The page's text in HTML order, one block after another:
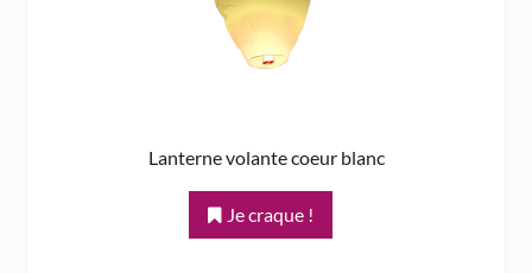
Lanterne volante coeur blanc
Je craque !